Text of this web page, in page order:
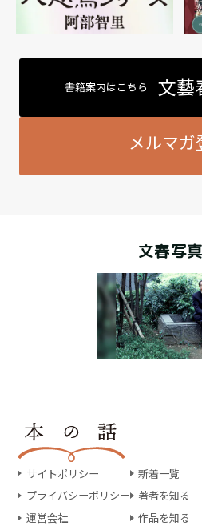
書籍案内はこちら 文藝
メルマガ
文春写
サイトポリシー
プライバシーポリシー
運営会社
新着一覧
著者を知る
作品を知る